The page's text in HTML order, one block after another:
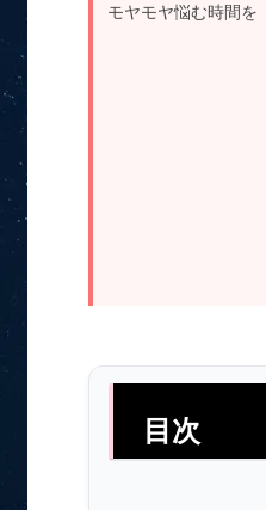
モヤモヤ悩む時間を
目次